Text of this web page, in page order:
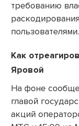
требованию
пользователями.
Как
Яровой
На фоне
главой
акций